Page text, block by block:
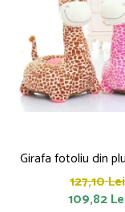
Girafa fotoliu din
127,10 Lei
109,82